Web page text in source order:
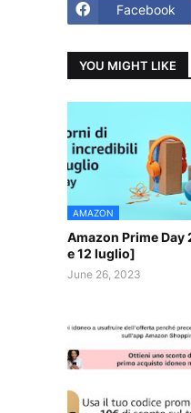
Facebook
YOU MIGHT LIKE
AMAZON
Amazon Prime Day
e 12 luglio]
June 26, 2023